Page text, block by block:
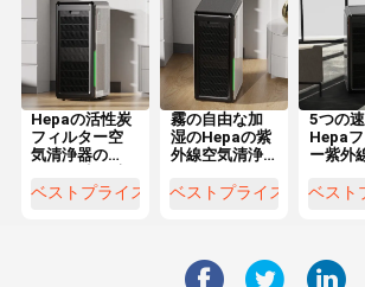
Hepaの活性炭
フィルター空
気清浄器の
に取り付けら
ベストプライス
霧の自由な加
湿のHepaの紫
外線空気清浄
壁掛け
ベストプライス
5つの
Hepa
ー紫外
料OEM
ベスト